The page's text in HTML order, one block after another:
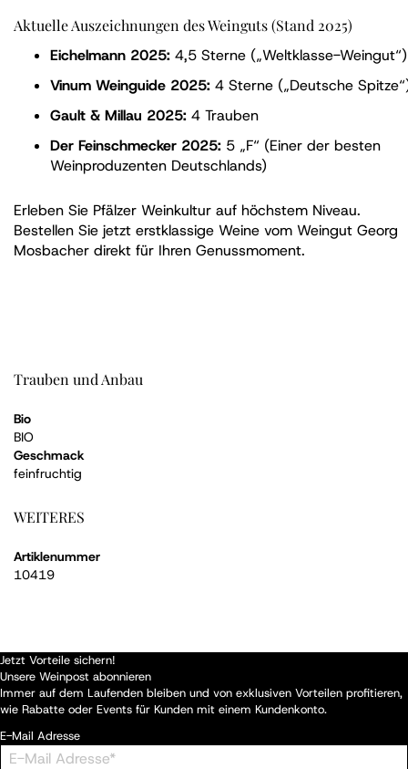
Aktuelle Auszeichnungen des Weinguts (Stand 2025)
Eichelmann 2025: 4,5 Sterne („Weltklasse-Weingut“)
Vinum Weinguide 2025: 4 Sterne („Deutsche
Gault & Millau 2025: 4 Trauben
Der Feinschmecker 2025: 5 „F“ (Einer der besten
Weinproduzenten Deutschlands)
Erleben Sie Pfälzer Weinkultur auf höchstem Niveau.
Bestellen Sie jetzt erstklassige Weine vom Weingut Georg
Mosbacher direkt für Ihren Genussmoment.
Trauben und Anbau
Bio
BIO
Geschmack
feinfruchtig
WEITERES
Artiklenummer
10419
Jetzt Vorteile sichern!
Unsere Weinpost abonnieren
Immer auf dem Laufenden bleiben und von exklusiven Vorteilen profitieren,
wie Rabatte oder Events für Kunden mit einem Kundenkonto.
E-Mail Adresse